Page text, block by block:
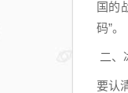
国的
码”。
二、
要认